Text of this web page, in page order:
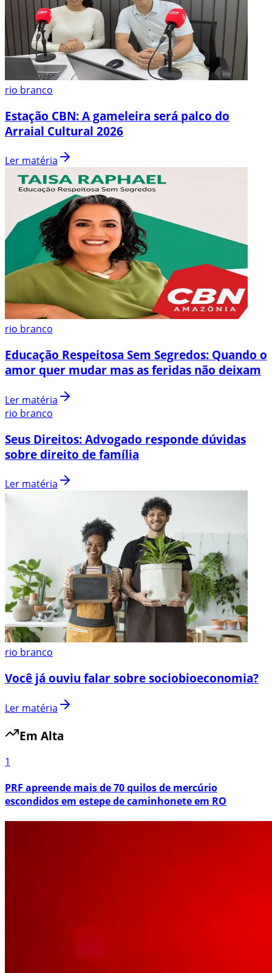
rio branco
Estação CBN: A gameleira será palco do
Arraial Cultural 2026
Ler matéria
rio branco
Educação Respeitosa Sem Segredos: Quando o
amor quer mudar mas as feridas não deixam
Ler matéria
rio branco
Seus Direitos: Advogado responde dúvidas
sobre direito de família
Ler matéria
rio branco
Você já ouviu falar sobre sociobioeconomia?
Ler matéria
Em Alta
1
PRF apreende mais de 70 quilos de mercúrio
escondidos em estepe de caminhonete em RO